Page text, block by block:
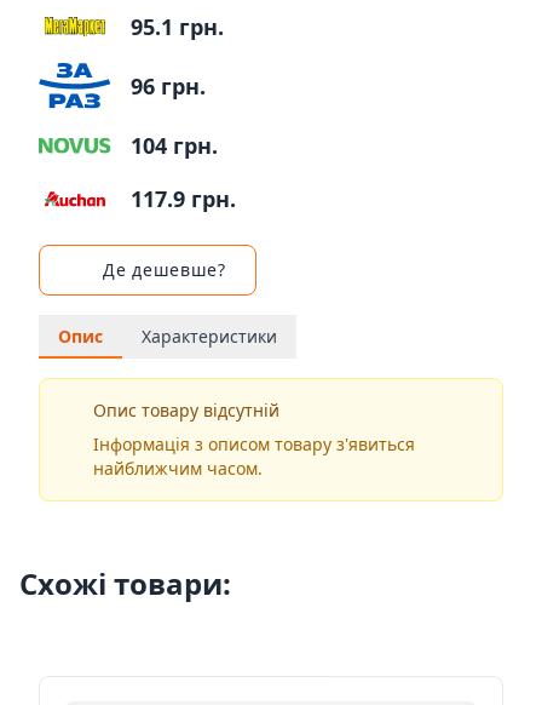
95.1 грн.
96 грн.
104 грн.
117.9 грн.
Де дешевше?
Опис Характеристики
Опис товару відсутній
Інформація з описом товару з'явиться
найближчим часом.
Схожі товари: